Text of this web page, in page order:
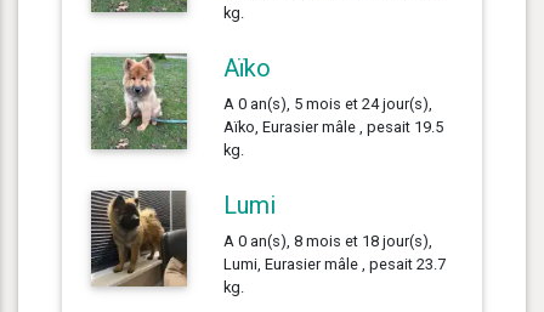
kg.
Aïko
A 0 an(s), 5 mois et 24 jour(s),
Aïko, Eurasier mâle , pesait 19.5
kg.
Lumi
A 0 an(s), 8 mois et 18 jour(s),
Lumi, Eurasier mâle , pesait 23.7
kg.